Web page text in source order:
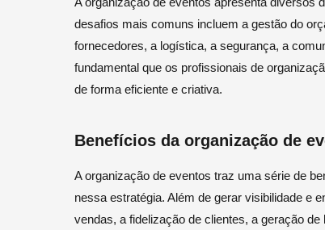
desafios mais comuns incluem a gestão do
fornecedores, a logística, a segurança, a
fundamental que os profissionais de
de forma eficiente e criativa.
Benefícios da organização de
A organização de eventos traz uma série de
nessa estratégia. Além de gerar visibilidade e
vendas, a fidelização de clientes, a geração